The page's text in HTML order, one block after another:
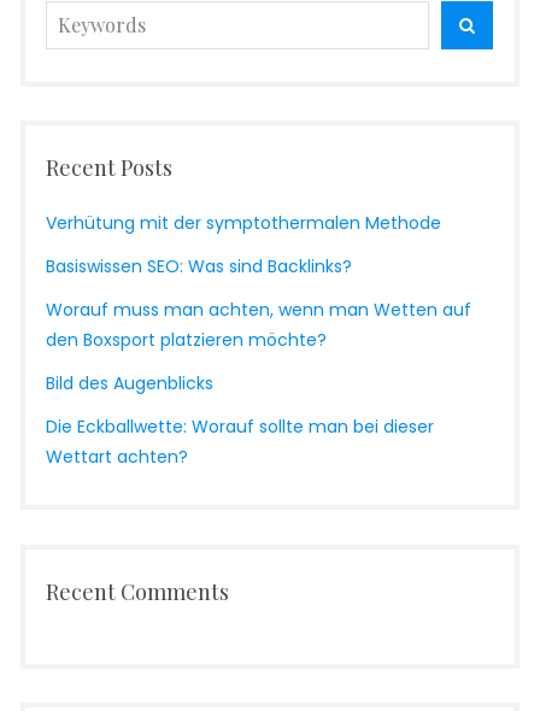
Search
for:
SEARCH
Recent Posts
Verhütung mit der symptothermalen Methode
Basiswissen SEO: Was sind Backlinks?
Worauf muss man achten, wenn man Wetten auf
den Boxsport platzieren möchte?
Bild des Augenblicks
Die Eckballwette: Worauf sollte man bei dieser
Wettart achten?
Recent Comments